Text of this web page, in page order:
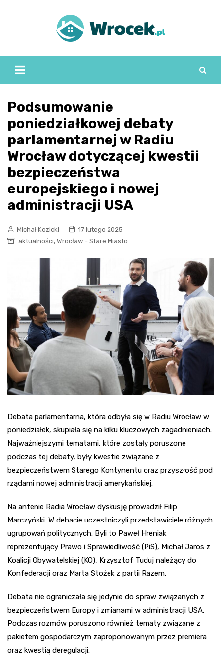
Podsumowanie
poniedziałkowej debaty
parlamentarnej w Radiu
Wrocław dotyczącej kwestii
bezpieczeństwa
europejskiego i nowej
administracji USA
Michał Kozicki
17 lutego 2025
aktualności, Wrocław - Stare Miasto
Debata parlamentarna, która odbyła się w Radiu Wrocław w
poniedziałek, skupiała się na kilku kluczowych zagadnieniach.
Najważniejszymi tematami, które zostały poruszone
podczas tej debaty, były kwestie związane z
bezpieczeństwem Starego Kontynentu oraz przyszłość pod
rządami nowej administracji amerykańskiej.
Na antenie Radia Wrocław dyskusję prowadził Filip
Marczyński. W debacie uczestniczyli przedstawiciele różnych
ugrupowań politycznych. Byli to Paweł Hreniak
reprezentujący Prawo i Sprawiedliwość (PiS), Michał Jaros z
Koalicji Obywatelskiej (KO), Krzysztof Tuduj należący do
Konfederacji oraz Marta Stożek z partii Razem.
Debata nie ograniczała się jedynie do spraw związanych z
bezpieczeństwem Europy i zmianami w administracji USA.
Podczas rozmów poruszono również tematy związane z
pakietem gospodarczym zaproponowanym przez premiera
oraz kwestią deregulacji.